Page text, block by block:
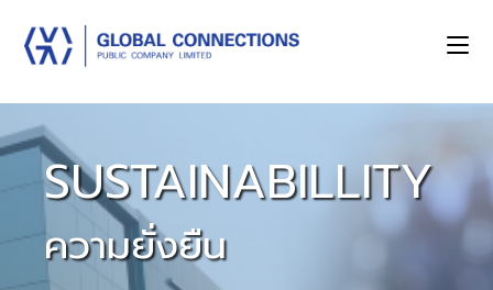
SUSTAINABILLITY
ความยั่งยืน